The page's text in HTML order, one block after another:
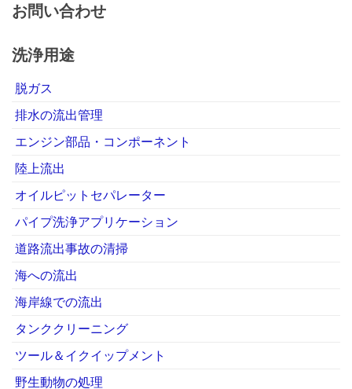
お問い合わせ
洗浄用途
脱ガス
排水の流出管理
エンジン部品・コンポーネント
陸上流出
オイルピットセパレーター
パイプ洗浄アプリケーション
道路流出事故の清掃
海への流出
海岸線での流出
タンククリーニング
ツール＆イクイップメント
野生動物の処理